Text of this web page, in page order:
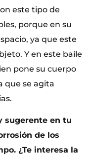
este tipo de
porque en su
ya que este
Y en este baile
pone su cuerpo
que se agita
sugerente en tu
de los
¿Te interesa la